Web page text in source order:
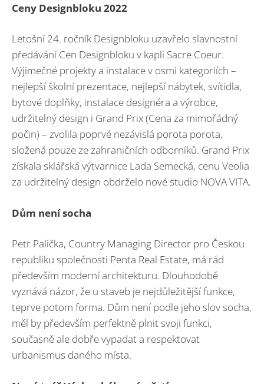
Ceny Designbloku 2022
Letošní 24. ročník Designbloku uzavřelo slavnostní
předávání Cen Designbloku v kapli Sacre Coeur.
Výjimečné projekty a instalace v osmi kategoriích –
nejlepší školní prezentace, nejlepší nábytek, svítidla,
bytové doplňky, instalace designéra a výrobce,
udržitelný design i Grand Prix (Cena za mimořádný
počin) – zvolila poprvé nezávislá porota porota,
složená pouze ze zahraničních odborníků. Grand Prix
získala sklářská výtvarnice Lada Semecká, cenu Veolia
za udržitelný design obdrželo nové studio NOVA VITA.
Dům není socha
Petr Palička, Country Managing Director pro Českou
republiku společnosti Penta Real Estate, má rád
především moderní architekturu. Dlouhodobě
vyznává názor, že u staveb je nejdůležitější funkce,
teprve potom forma. Dům není podle jeho slov socha,
měl by především perfektně plnit svoji funkci,
současně ale dobře vypadat a respektovat
urbanismus daného místa.